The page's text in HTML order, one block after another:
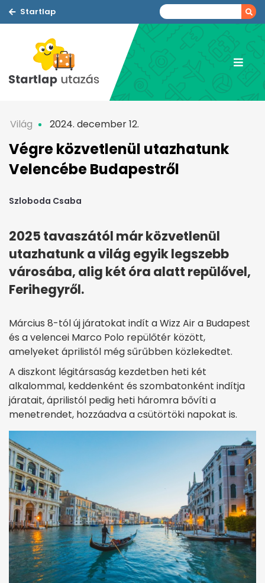
Startlap
Világ 2024. december 12.
Végre közvetlenül utazhatunk
Velencébe Budapestről
Szloboda Csaba
2025 tavaszától már közvetlenül
utazhatunk a világ egyik legszebb
városába, alig két óra alatt repülővel,
Ferihegyről.
Március 8-tól új járatokat indít a Wizz Air a Budapest
és a velencei Marco Polo repülőtér között,
amelyeket áprilistól még sűrűbben közlekedtet.
A diszkont légitársaság kezdetben heti két
alkalommal, keddenként és szombatonként indítja
járatait, áprilistól pedig heti háromra bővíti a
menetrendet, hozzáadva a csütörtöki napokat is.